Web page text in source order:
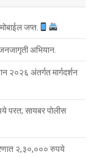
जप्त.
अभियान.
२०२६ अंतर्गत मार्गदर्शन
परत; सायबर पोलीस
२,३०,००० रुपये